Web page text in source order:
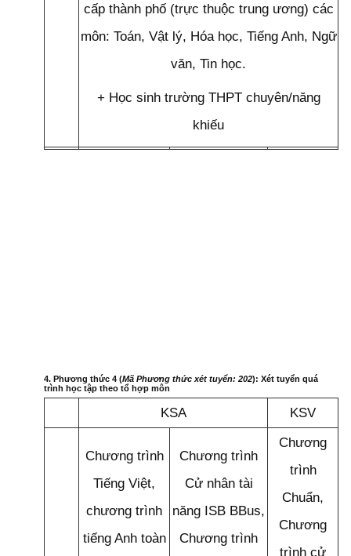
cấp thành phố (trực thuộc trung ương) các
môn: Toán, Vật lý, Hóa học, Tiếng Anh, Ngữ
văn, Tin học.
+ Học sinh trường THPT chuyên/năng
khiếu
4. Phương thức 4 (Mã Phương thức xét tuyển: 202): Xét tuyển quá
trình học tập theo tổ hợp môn
KSA KSV
Chương trình
Tiếng Việt,
chương trình
tiếng Anh toàn
Chương trình
Cử nhân tài
năng ISB BBus,
Chương trình
Chương
trình
Chuẩn,
Chương
trình cử